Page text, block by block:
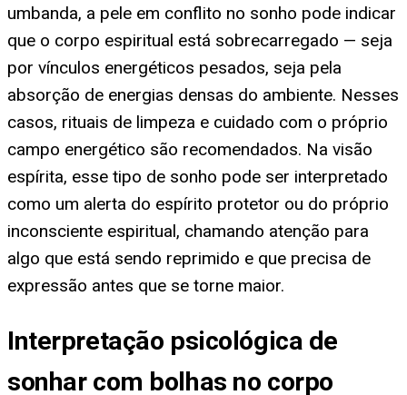
umbanda, a pele em conflito no sonho pode indicar
que o corpo espiritual está sobrecarregado — seja
por vínculos energéticos pesados, seja pela
absorção de energias densas do ambiente. Nesses
casos, rituais de limpeza e cuidado com o próprio
campo energético são recomendados. Na visão
espírita, esse tipo de sonho pode ser interpretado
como um alerta do espírito protetor ou do próprio
inconsciente espiritual, chamando atenção para
algo que está sendo reprimido e que precisa de
expressão antes que se torne maior.
Interpretação psicológica de
sonhar com bolhas no corpo